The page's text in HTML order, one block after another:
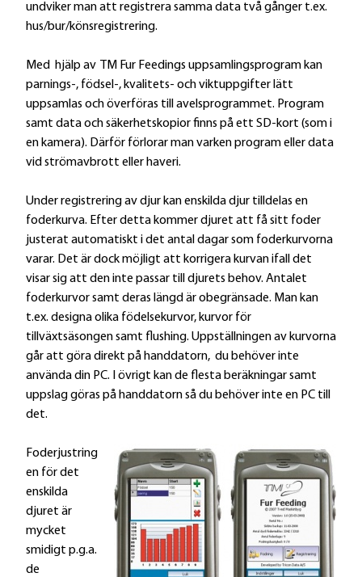
l
r
undviker man att registrera samma data två gånger t.ex.
hus/bur/könsregistrering.
Med hjälp av TM Fur Feedings uppsamlingsprogram kan
parnings-, födsel-, kvalitets- och viktuppgifter lätt
uppsamlas och överföras till avelsprogrammet. Program
samt data och säkerhetskopior finns på ett SD-kort (som i
en kamera). Därför förlorar man varken program eller data
vid strömavbrott eller haveri.
Under registrering av djur kan enskilda djur tilldelas en
foderkurva. Efter detta kommer djuret att få sitt foder
justerat automatiskt i det antal dagar som foderkurvorna
varar. Det är dock möjligt att korrigera kurvan ifall det
visar sig att den inte passar till djurets behov. Antalet
foderkurvor samt deras längd är obegränsade. Man kan
t.ex. designa olika födelsekurvor, kurvor för
tillväxtsäsongen samt flushing. Uppställningen av kurvorna
går att göra direkt på handdatorn, du behöver inte
använda din PC. I övrigt kan de flesta beräkningar samt
uppslag göras på handdatorn så du behöver inte en PC till
det.
Foderjustring
en för det
enskilda
djuret är
mycket
smidigt p.g.a.
de